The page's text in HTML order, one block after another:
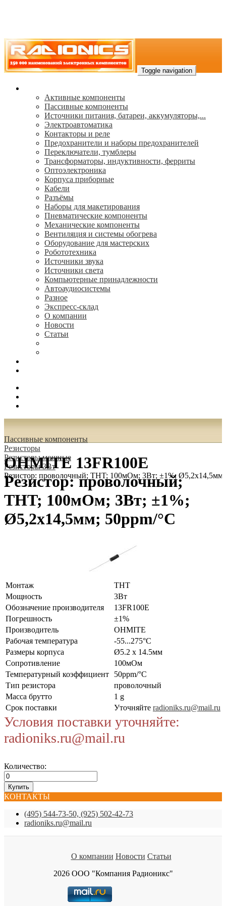
Toggle navigation
Активные компоненты
Пассивные компоненты
Источники питания, батареи, аккумуляторы,...
Электроавтоматика
Контакторы и реле
Предохранители и наборы предохранителей
Переключатели, тумблеры
Трансформаторы, индуктивности, ферриты
Oптоэлектроника
Корпуса приборные
Кабели
Разъёмы
Наборы для макетирования
Пневматические компоненты
Механические компоненты
Вентиляция и системы обогрева
Оборудование для мастерских
Робототехника
Источники звука
Источники света
Компьютерные принадлежности
Автоаудиосистемы
Разное
Экспресс-склад
О компании
Новости
Статьи
Пассивные компоненты
Резисторы
Резисторы мощные
Резисторы 3Вт
Резистор: проволочный; THT; 100мОм; 3Вт; ±1%; Ø5,2x14,5мм;
OHMITE 13FR100E
Резистор: проволочный;
THT; 100мОм; 3Вт; ±1%;
Ø5,2x14,5мм; 50ppm/°C
Монтаж
THT
Мощность
3Вт
Обозначение производителя
13FR100E
Погрешность
±1%
Производитель
OHMITE
Рабочая температура
-55...275°C
Размеры корпуса
Ø5.2 x 14.5мм
Сопротивление
100мОм
Температурный коэффициент
50ppm/°C
Тип резистора
проволочный
Масса брутто
1 g
Срок поставки
Уточняйте radioniks.ru@mail.ru
Условия поставки уточняйте:
radioniks.ru@mail.ru
Количество:
КОНТАКТЫ
(495) 544-73-50, (925) 502-42-73
radioniks.ru@mail.ru
О компании Новости Статьи
2026 ООО "Компания Радионикс"